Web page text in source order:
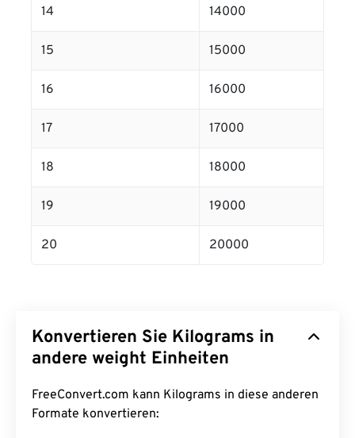
14 14000
15 15000
16 16000
17 17000
18 18000
19 19000
20 20000
Konvertieren Sie Kilograms in
andere weight Einheiten
FreeConvert.com kann Kilograms in diese anderen
Formate konvertieren: